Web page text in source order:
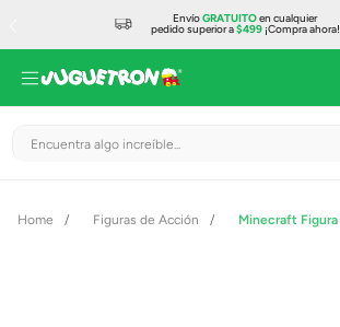
EnvíoGRATUITOen cualquier
pedido superior a$499¡Compra ahora!
Encuentra algo increíble...
Figuras de Acción